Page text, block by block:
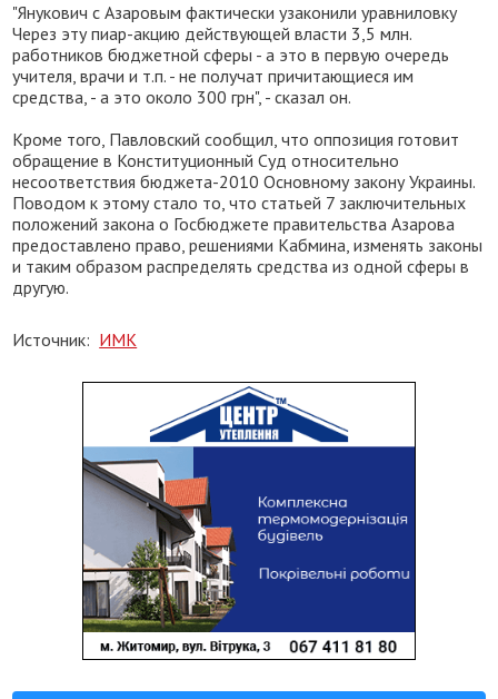
"Янукович с Азаровым фактически узаконили уравниловку
Через эту пиар-акцию действующей власти 3,5 млн.
работников бюджетной сферы - а это в первую очередь
учителя, врачи и т.п. - не получат причитающиеся им
средства, - а это около 300 грн", - сказал он.
Кроме того, Павловский сообщил, что оппозиция готовит
обращение в Конституционный Суд относительно
несоответствия бюджета-2010 Основному закону Украины.
Поводом к этому стало то, что статьей 7 заключительных
положений закона о Госбюджете правительства Азарова
предоставлено право, решениями Кабмина, изменять законы
и таким образом распределять средства из одной сферы в
другую.
Источник: ИМК